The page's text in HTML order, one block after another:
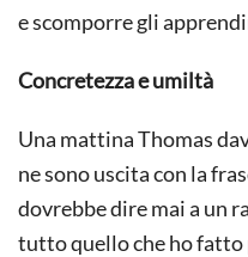
e scomporre gli
Concretezza e umiltà
Una mattina Thomas
ne sono uscita con la
dovrebbe dire mai a un
tutto quello che ho fatto